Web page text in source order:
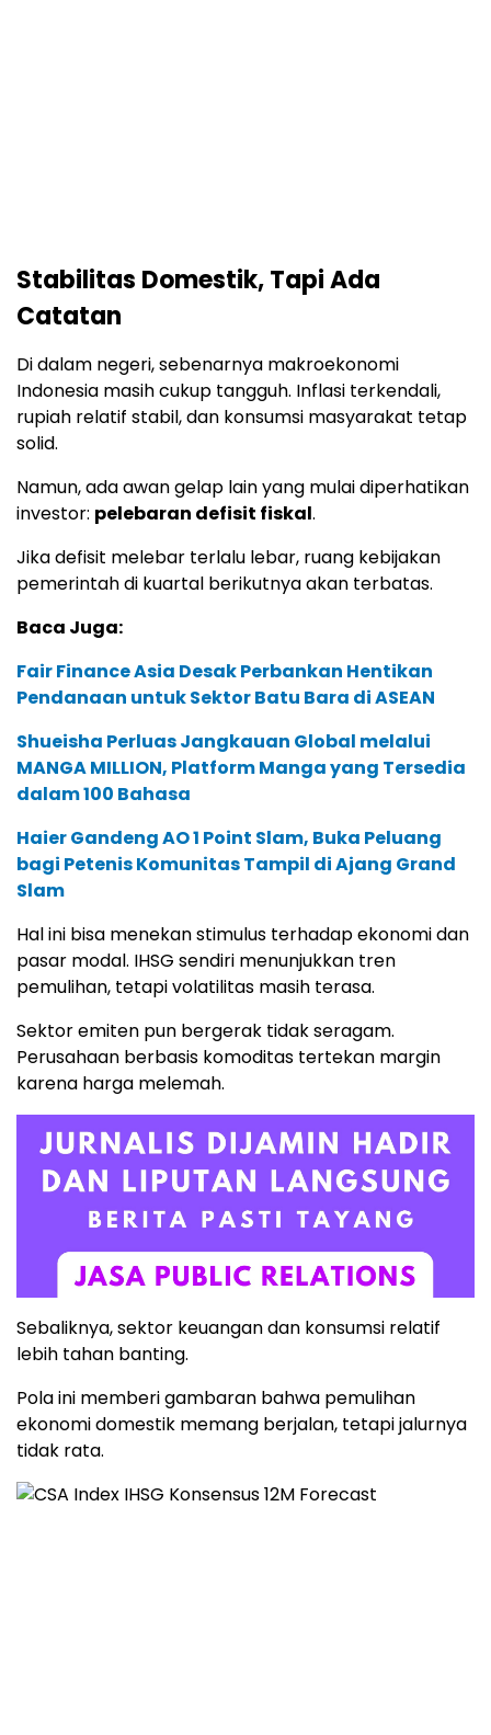
Stabilitas Domestik, Tapi Ada
Catatan
Di dalam negeri, sebenarnya makroekonomi
Indonesia masih cukup tangguh. Inflasi terkendali,
rupiah relatif stabil, dan konsumsi masyarakat tetap
solid.
Namun, ada awan gelap lain yang mulai diperhatikan
investor: pelebaran defisit fiskal.
Jika defisit melebar terlalu lebar, ruang kebijakan
pemerintah di kuartal berikutnya akan terbatas.
Baca Juga:
Fair Finance Asia Desak Perbankan Hentikan
Pendanaan untuk Sektor Batu Bara di ASEAN
Shueisha Perluas Jangkauan Global melalui
MANGA MILLION, Platform Manga yang Tersedia
dalam 100 Bahasa
Haier Gandeng AO 1 Point Slam, Buka Peluang
bagi Petenis Komunitas Tampil di Ajang Grand
Slam
Hal ini bisa menekan stimulus terhadap ekonomi dan
pasar modal. IHSG sendiri menunjukkan tren
pemulihan, tetapi volatilitas masih terasa.
Sektor emiten pun bergerak tidak seragam.
Perusahaan berbasis komoditas tertekan margin
karena harga melemah.
Sebaliknya, sektor keuangan dan konsumsi relatif
lebih tahan banting.
Pola ini memberi gambaran bahwa pemulihan
ekonomi domestik memang berjalan, tetapi jalurnya
tidak rata.